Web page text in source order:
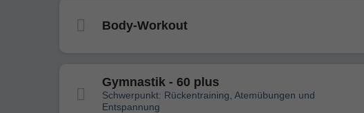
Body-Workout
Gymnastik - 60 plus
Schwerpunkt: Rückentraining, Atemübungen und
Entspannung